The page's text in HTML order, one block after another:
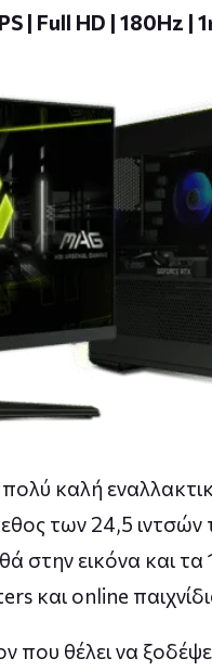
| Full HD | 180Hz |
καλή
των 24,5 ιντσών
στην εικόνα και
και online
που θέλει να